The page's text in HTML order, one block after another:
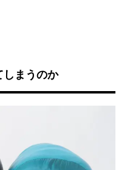
しまうのか